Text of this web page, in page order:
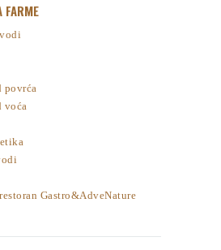
FARME
povrća
voća
Gastro&AdveNature